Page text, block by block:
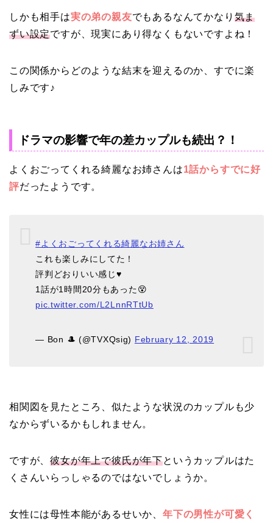
しかも相手は実の弟の親友でもあるなんてかなり 気ま
ずい設定ですが、現実にあり得なくもないですよね！
この関係からどのような結末を迎えるのか、すでに楽
しみです♪
ドラマの影響で年の差カップルも続出？！
よくおごってくれる綺麗なお姉さんは1話からすでに好
評だったようです。
#よくおごってくれる綺麗なお姉さん
これも楽しみにしてた！
評判どおりいい感じ♥️
1話が1時間20分もあった😵
pic.twitter.com/L2LnnRTtUb
— Bon 🎩 (@TVXQsig) February 12, 2019
相関図を見たところ、似たような状況のカップルも少
なからずいるかもしれません。
ですが、彼女が年上で彼氏が年下というカップルはた
くさんいらっしゃるのではないでしょうか。
女性には母性本能があるせいか、 年下の男性が可愛く